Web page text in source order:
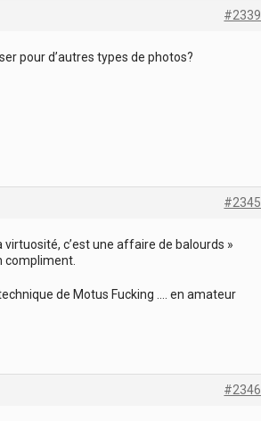
#2339
pour d’autres types de photos?
#2345
c’est une affaire de balourds »
compliment.
de Motus Fucking …. en amateur
#2346